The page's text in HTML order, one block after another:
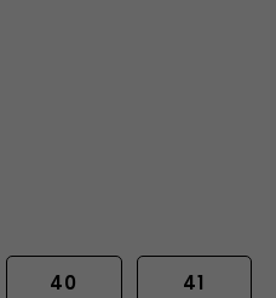
40 41